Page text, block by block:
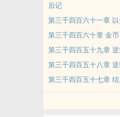
后记
第三千四百六十一章 以
第三千四百六十章 金币
第三千四百五十九章
第三千四百五十八章
第三千四百五十七章 结